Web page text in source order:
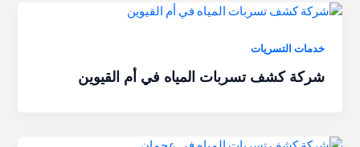
خدمات التسريات
شركة كشف تسربات المياه في أم القيوين